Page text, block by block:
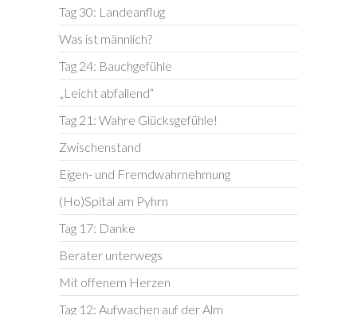
Tag 30: Landeanflug
Was ist männlich?
Tag 24: Bauchgefühle
„Leicht abfallend“
Tag 21: Wahre Glücksgefühle!
Zwischenstand
Eigen- und Fremdwahrnehmung
(Ho)Spital am Pyhrn
Tag 17: Danke
Berater unterwegs
Mit offenem Herzen
Tag 12: Aufwachen auf der Alm